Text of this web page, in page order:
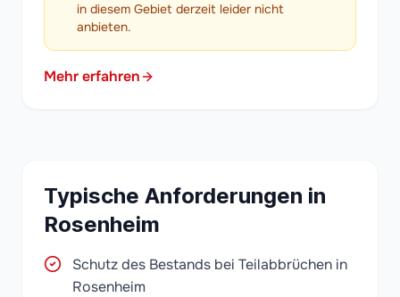
in diesem Gebiet derzeit leider nicht
anbieten.
Mehr erfahren
Typische Anforderungen in
Rosenheim
Schutz des Bestands bei Teilabbrüchen in
Rosenheim